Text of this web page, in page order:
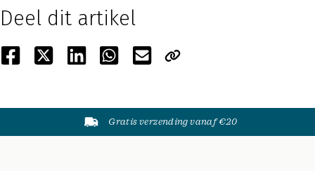
Deel dit artikel
Gratis verzending vanaf €20